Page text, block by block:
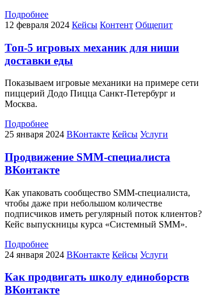
Подробнее
12 февраля 2024 Кейсы Контент Общепит
Топ-5 игровых механик для ниши
доставки еды
Показываем игровые механики на примере сети
пиццерий Додо Пицца Санкт-Петербург и
Москва.
Подробнее
25 января 2024 ВКонтакте Кейсы Услуги
Продвижение SMM-специалиста
ВКонтакте
Как упаковать сообщество SMM-специалиста,
чтобы даже при небольшом количестве
подписчиков иметь регулярный поток клиентов?
Кейс выпускницы курса «Системный SMM».
Подробнее
24 января 2024 ВКонтакте Кейсы Услуги
Как продвигать школу единоборств
ВКонтакте